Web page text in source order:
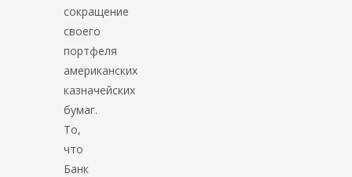
сокращение
своего
портфеля
американских
казначейских
бумаг.
То,
что
Банк